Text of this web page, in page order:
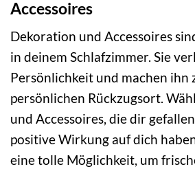
Accessoires
Dekoration und Accessoires
in deinem Schlafzimmer. Sie
Persönlichkeit und machen ihn
persönlichen Rückzugsort.
und Accessoires, die dir
positive Wirkung auf dich
eine tolle Möglichkeit, um